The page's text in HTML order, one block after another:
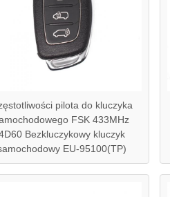
pilota do kluczyka
FSK 433MHz
Bezkluczykowy kluczyk
EU-95100(TP)